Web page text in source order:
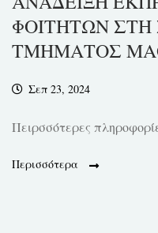
ΦΟΙΤΗΤΩΝ
ΤΜΗΜΑΤΟΣ
Σεπ 23, 2024
Πειρσσότερες
Περισσότερα